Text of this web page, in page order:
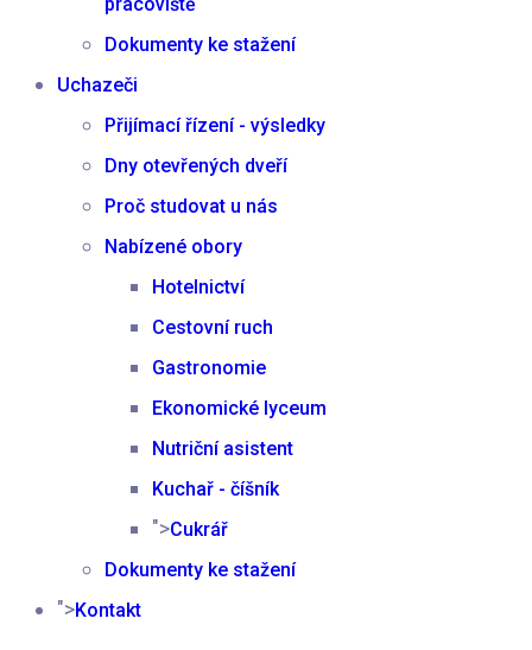
Dokumenty ke stažení
Uchazeči
Přijímací řízení - výsledky
Dny otevřených dveří
Proč studovat u nás
Nabízené obory
Hotelnictví
Cestovní ruch
Gastronomie
Ekonomické lyceum
Nutriční asistent
Kuchař - číšník
">Cukrář
Dokumenty ke stažení
">Kontakt